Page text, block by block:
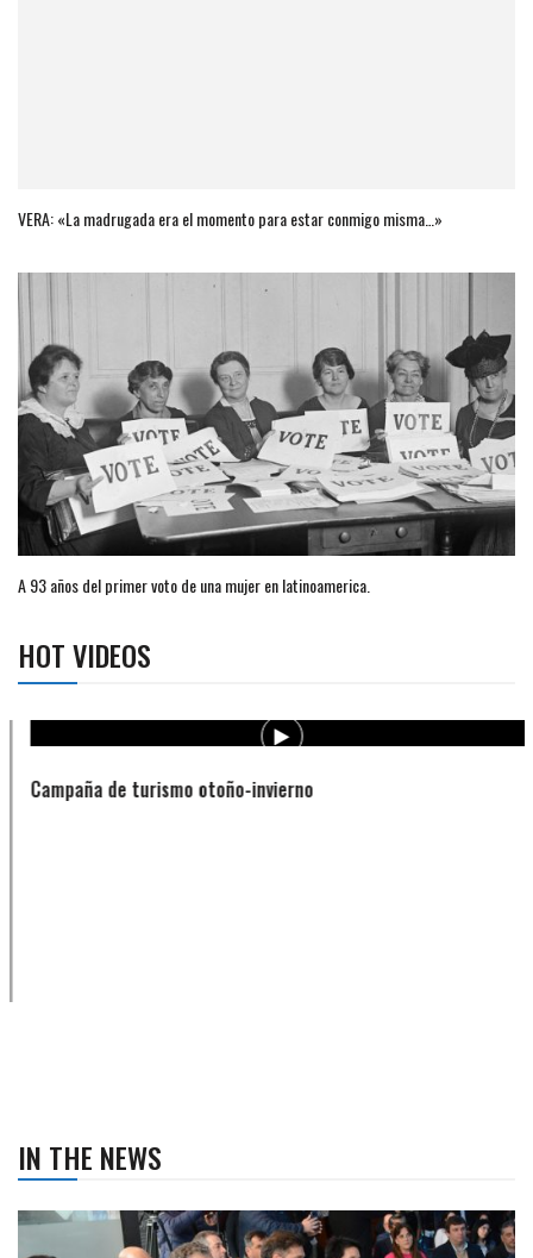
VERA: «La madrugada era el momento para estar conmigo misma…»
A 93 años del primer voto de una mujer en latinoamerica.
HOT VIDEOS
Campaña de turismo otoño-invierno
IN THE NEWS